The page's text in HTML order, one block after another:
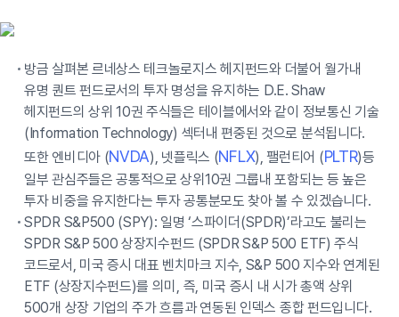
방금 살펴본 르네상스 테크놀로지스 헤지펀드와 더불어 월가내
유명 퀀트 펀드로서의 투자 명성을 유지하는 D.E. Shaw
헤지펀드의 상위 10권 주식들은 테이블에서와 같이 정보통신 기술
(Information Technology) 섹터내 편중된 것으로 분석됩니다.
또한 엔비디아 (NVDA), 넷플릭스 (NFLX), 팰런티어 (PLTR)등
일부 관심주들은 공통적으로 상위10권 그룹내 포함되는 등 높은
투자 비중을 유지한다는 투자 공통분모도 찾아 볼 수 있겠습니다.
SPDR S&P500 (SPY): 일명 ‘스파이더(SPDR)’라고도 불리는
SPDR S&P 500 상장지수펀드 (SPDR S&P 500 ETF) 주식
코드로서, 미국 증시 대표 벤치마크 지수, S&P 500 지수와 연계된
ETF (상장지수펀드)를 의미, 즉, 미국 증시 내 시가 총액 상위
500개 상장 기업의 주가 흐름과 연동된 인덱스 종합 펀드입니다.